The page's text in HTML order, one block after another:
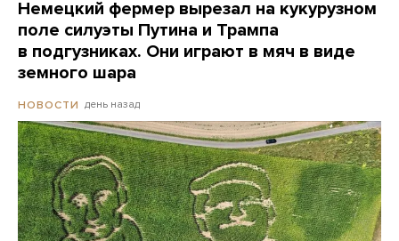
Немецкий фермер вырезал на кукурузном
поле силуэты Путина и Трампа
в подгузниках. Они играют в мяч в виде
земного шара
НОВОСТИ день назад